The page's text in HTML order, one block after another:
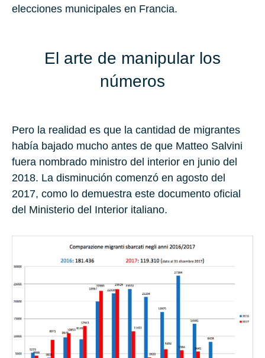
elecciones municipales en Francia.
El arte de manipular los
números
Pero la realidad es que la cantidad de migrantes
había bajado mucho antes de que Matteo Salvini
fuera nombrado ministro del interior en junio del
2018. La disminución comenzó en agosto del
2017, como lo demuestra este documento oficial
del Ministerio del Interior italiano.